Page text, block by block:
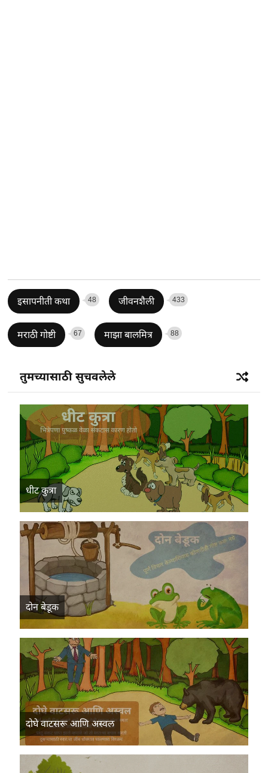
इसापनीती कथा 48 जीवनशैली 433
मराठी गोष्टी 67 माझा बालमित्र 88
तुमच्यासाठी सुचवलेले
धीट कुत्रा
दोन बेडूक
दोघे वाटसरू आणि अस्वल